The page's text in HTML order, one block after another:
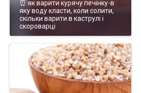
⏰ як варити курячу печінку-в
яку воду класти, коли солити,
скільки варити в каструлі і
скороварці